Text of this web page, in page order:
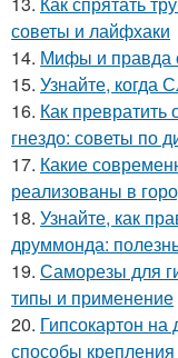
советы и лайфхаки
14. Мифы и правда
15. Узнайте, когда
16. Как
гнездо: советы по
17. Какие
реализованы в
18. Узнайте, как
друммонда:
19. Саморезы для
типы и применение
20. Гипсокартон
способы крепления